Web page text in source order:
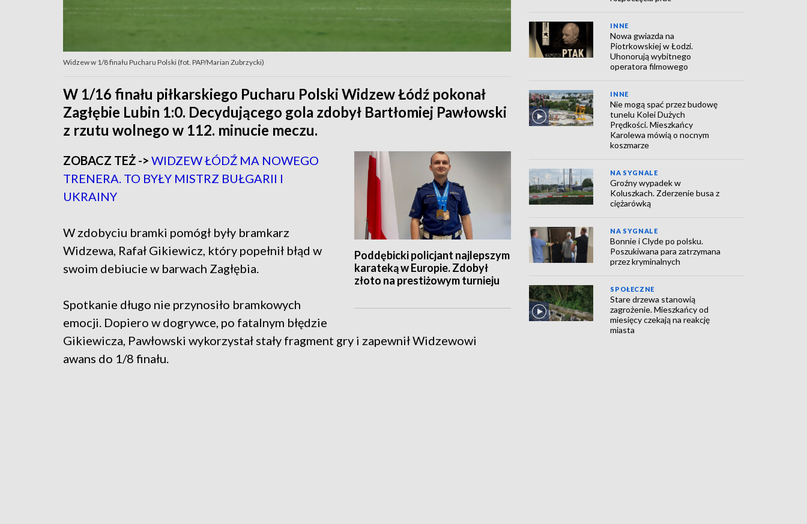
Widzew w 1/8 finału Pucharu Polski (fot. PAP/Marian Zubrzycki)
W 1/16 finału piłkarskiego Pucharu Polski Widzew Łódź pokonał
Zagłębie Lubin 1:0. Decydującego gola zdobył Bartłomiej Pawłowski
z rzutu wolnego w 112. minucie meczu.
Poddębicki policjant najlepszym
karateką w Europie. Zdobył
złoto na prestiżowym turnieju
ZOBACZ TEŻ -> WIDZEW ŁÓDŹ MA NOWEGO
TRENERA. TO BYŁY MISTRZ BUŁGARII I
UKRAINY
W zdobyciu bramki pomógł były bramkarz
Widzewa, Rafał Gikiewicz, który popełnił błąd w
swoim debiucie w barwach Zagłębia.
Spotkanie długo nie przynosiło bramkowych
emocji. Dopiero w dogrywce, po fatalnym błędzie
Gikiewicza, Pawłowski wykorzystał stały fragment gry i zapewnił Widzewowi
awans do 1/8 finału.
INNE
Nowa gwiazda na
Piotrkowskiej w Łodzi.
Uhonorują wybitnego
operatora filmowego
INNE
Nie mogą spać przez budowę
tunelu Kolei Dużych
Prędkości. Mieszkańcy
Karolewa mówią o nocnym
koszmarze
NA SYGNALE
Groźny wypadek w
Koluszkach. Zderzenie busa z
ciężarówką
NA SYGNALE
Bonnie i Clyde po polsku.
Poszukiwana para zatrzymana
przez kryminalnych
SPOŁECZNE
Stare drzewa stanowią
zagrożenie. Mieszkańcy od
miesięcy czekają na reakcję
miasta